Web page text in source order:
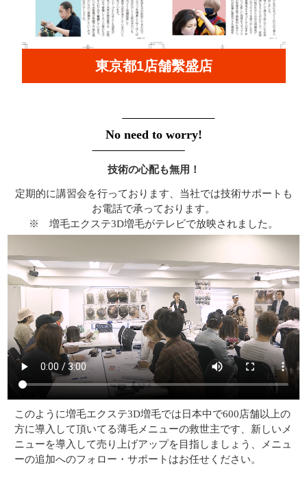
東京都1店舗繫盛店
No need to worry!
技術の心配も無用！
定期的に講習会を行っております、当社では技術サポートも
お電話で承っております。
※ 増毛エクステ3D増毛がテレビで放映されました。
このように増毛エクステ3D増毛では日本中で600店舗以上の
方に導入して頂いてる薄毛メニューの救世主です、新しいメ
ニューを導入して売り上げアップを目指しましょう、メニュ
ーの追加へのフォロー・サポートはお任せください。